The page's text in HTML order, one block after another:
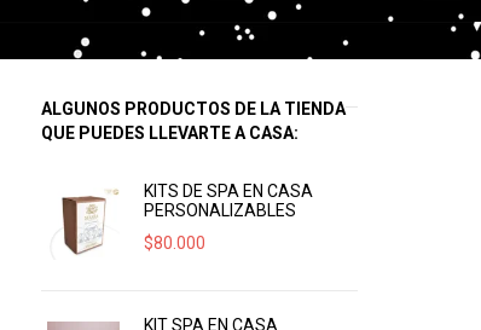
ALGUNOS PRODUCTOS DE LA TIENDA
QUE PUEDES LLEVARTE A CASA:
KITS DE SPA EN CASA
PERSONALIZABLES
$80.000
KIT SPA EN CASA